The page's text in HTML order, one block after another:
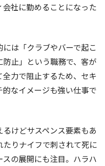
社に勤めることになった
は「クラブやバーで起こ
止」という職務で、客が
力で阻止するため、セキ
なイメージも強い仕事で
けどサスペンス要素もあ
りナイフで刺されて死に
の展開にも注目。ハラハ